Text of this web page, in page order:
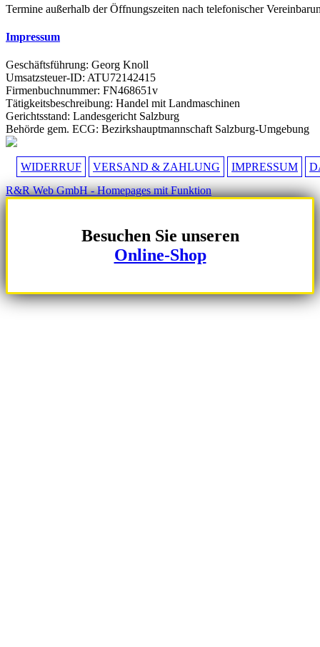
Termine außerhalb der Öffnungszeiten nach telefonischer
Impressum
Geschäftsführung: Georg Knoll
Umsatzsteuer-ID: ATU72142415
Firmenbuchnummer: FN468651v
Tätigkeitsbeschreibung: Handel mit Landmaschinen
Gerichtsstand: Landesgericht Salzburg
Behörde gem. ECG: Bezirkshauptmannschaft Salzburg-Umgebung
WIDERRUF VERSAND & ZAHLUNG IMPRESSUM
R&R Web GmbH - Homepages mit Funktion
Besuchen Sie unseren
Online-Shop